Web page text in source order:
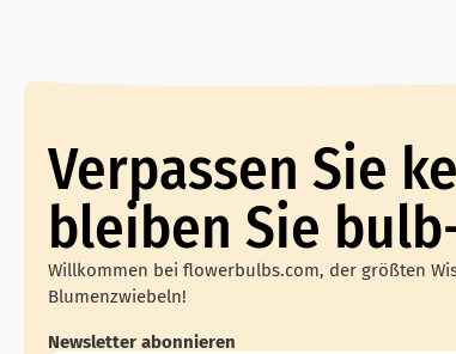
Verpassen Sie
bleiben Sie
Willkommen bei flowerbulbs.com, der größten
Blumenzwiebeln!
Newsletter abonnieren